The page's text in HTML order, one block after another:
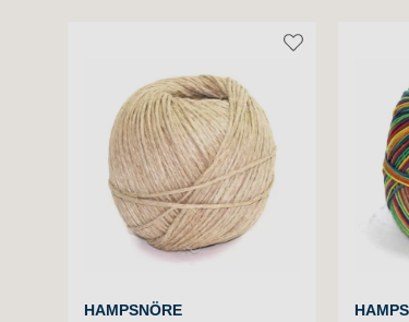
HAMPSNÖRE